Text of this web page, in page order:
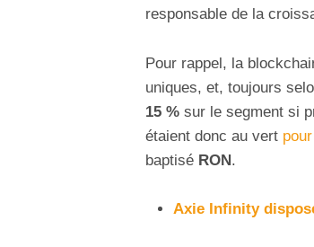
responsable de la
Pour rappel, la
uniques, et, toujours
15 % sur le segment si
étaient donc au vert
baptisé RON.
Axie Infinity